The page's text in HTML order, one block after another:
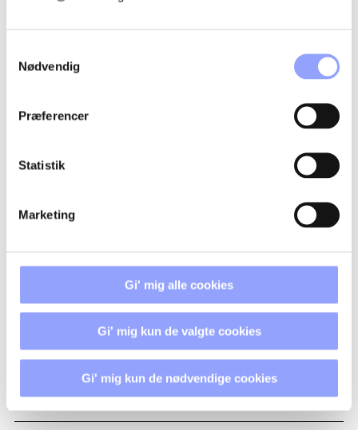
Nødvendig
Præferencer
Statistik
Marketing
Gi' mig alle cookies
Gi' mig kun de valgte cookies
Gi' mig kun de nødvendige cookies
BETALINGSBETINGELSER OG
AFBUDSREGLER
OVERNATNING